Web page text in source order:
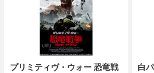
プリミティヴ・ウォー 恐竜戦
白